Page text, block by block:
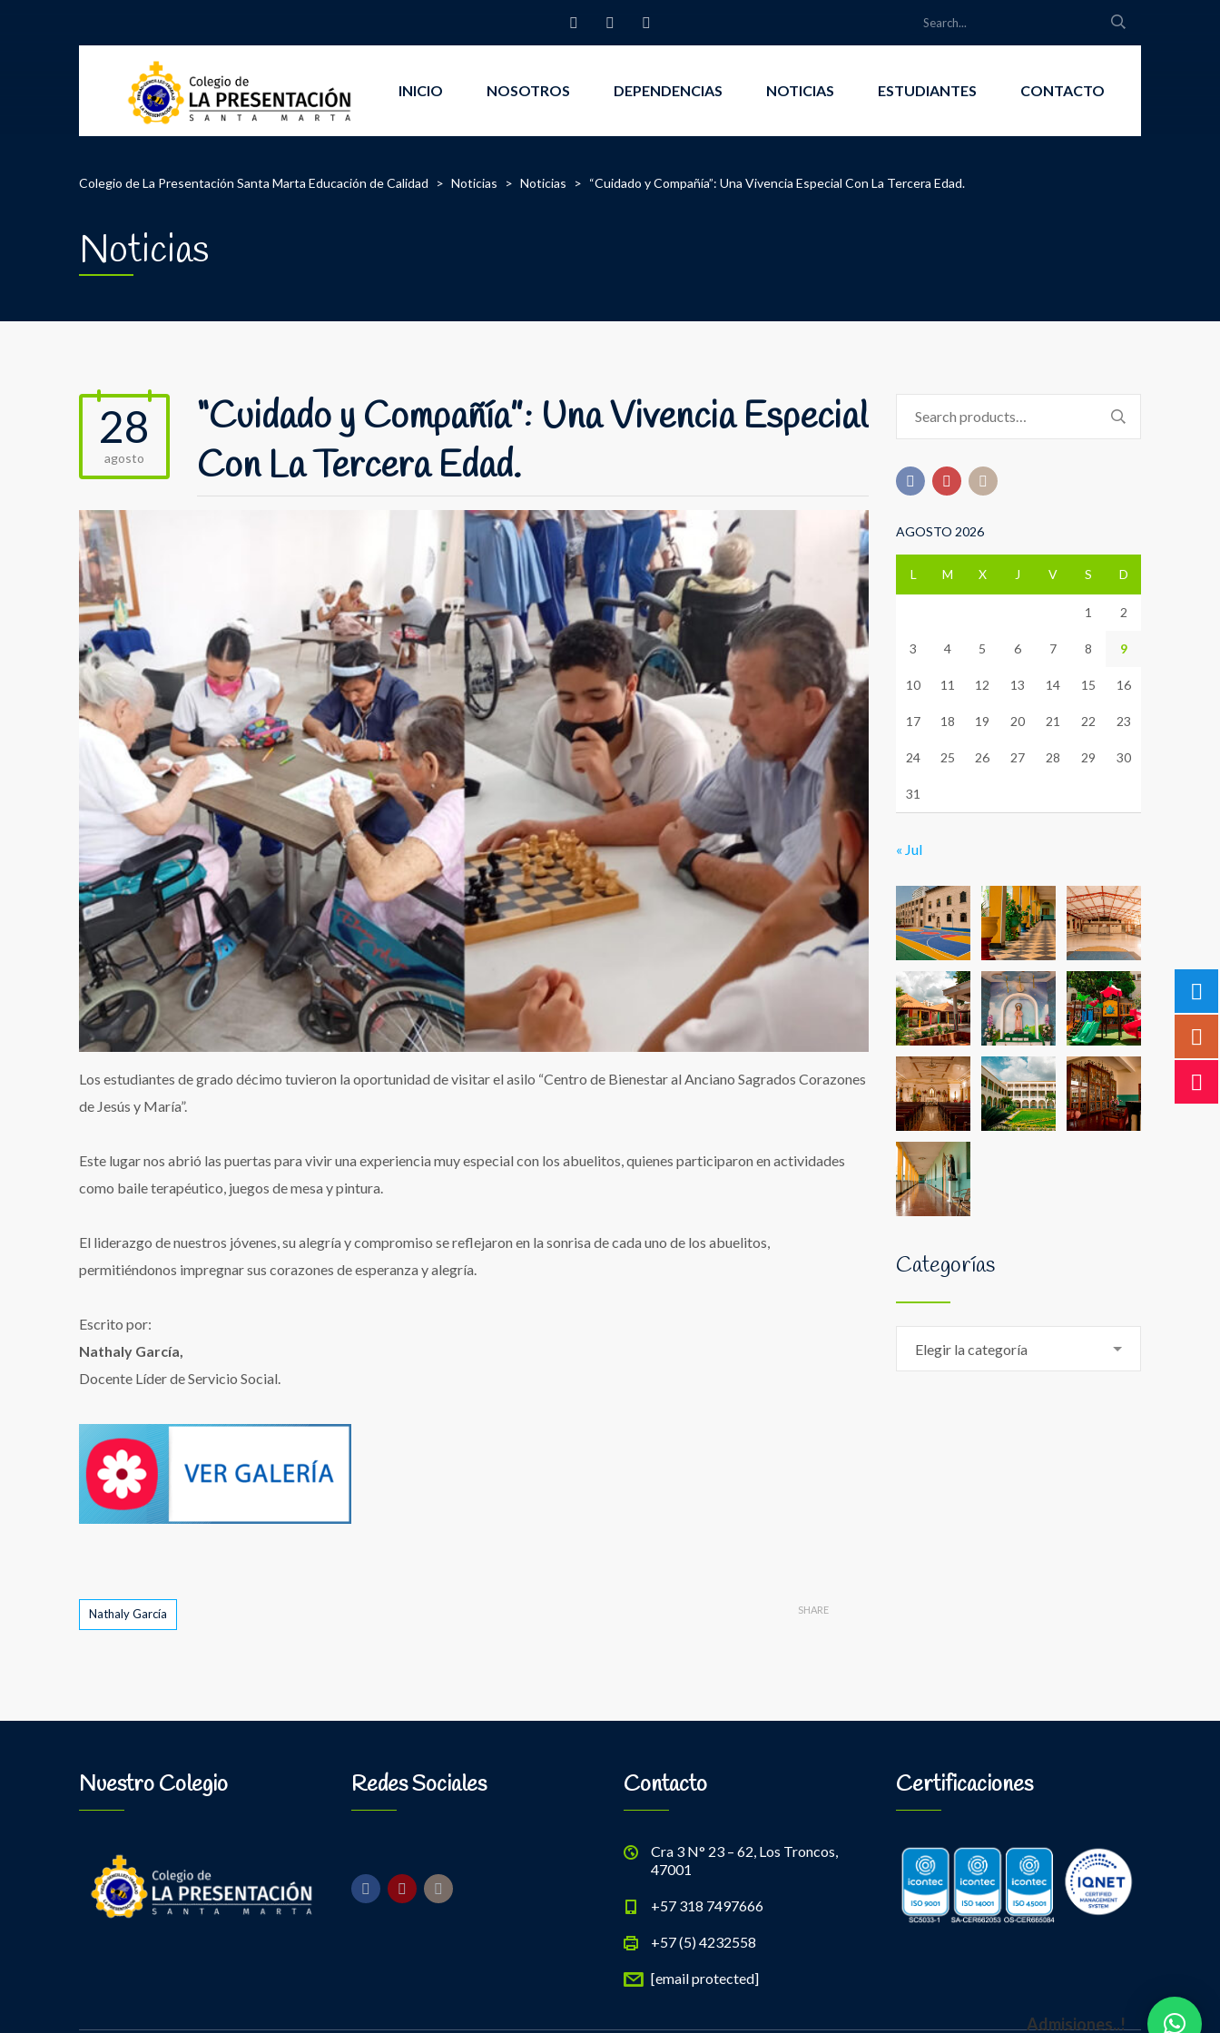
INICIO NOSOTROS DEPENDENCIAS NOTICIAS ESTUDIANTES CONTACTO
Colegio de La Presentación Santa Marta Educación de Calidad > Noticias > Noticias > “Cuidado y Compañía”: Una Vivencia Especial Con La Tercera Edad.
Noticias
28
agosto
“Cuidado y Compañía”: Una Vivencia Especial
Con La Tercera Edad.
Los estudiantes de grado décimo tuvieron la oportunidad de visitar el asilo “Centro de Bienestar al Anciano Sagrados Corazones
de Jesús y María”.
Este lugar nos abrió las puertas para vivir una experiencia muy especial con los abuelitos, quienes participaron en actividades
como baile terapéutico, juegos de mesa y pintura.
El liderazgo de nuestros jóvenes, su alegría y compromiso se reflejaron en la sonrisa de cada uno de los abuelitos,
permitiéndonos impregnar sus corazones de esperanza y alegría.
Escrito por:
Nathaly García,
Docente Líder de Servicio Social.
Tags
Nathaly García SHARE
for:
AGOSTO 2026
L M X J V S D
1 2
3 4 5 6 7 8 9
10 11 12 13 14 15 16
17 18 19 20 21 22 23
24 25 26 27 28 29 30
31
« Jul
Categorías
Elegir la categoría
Nuestro Colegio Redes Sociales Contacto
Cra 3 N° 23 – 62, Los Troncos,
47001
+57 318 7497666
+57 (5) 4232558
[email protected]
Certificaciones
Admisiones..!